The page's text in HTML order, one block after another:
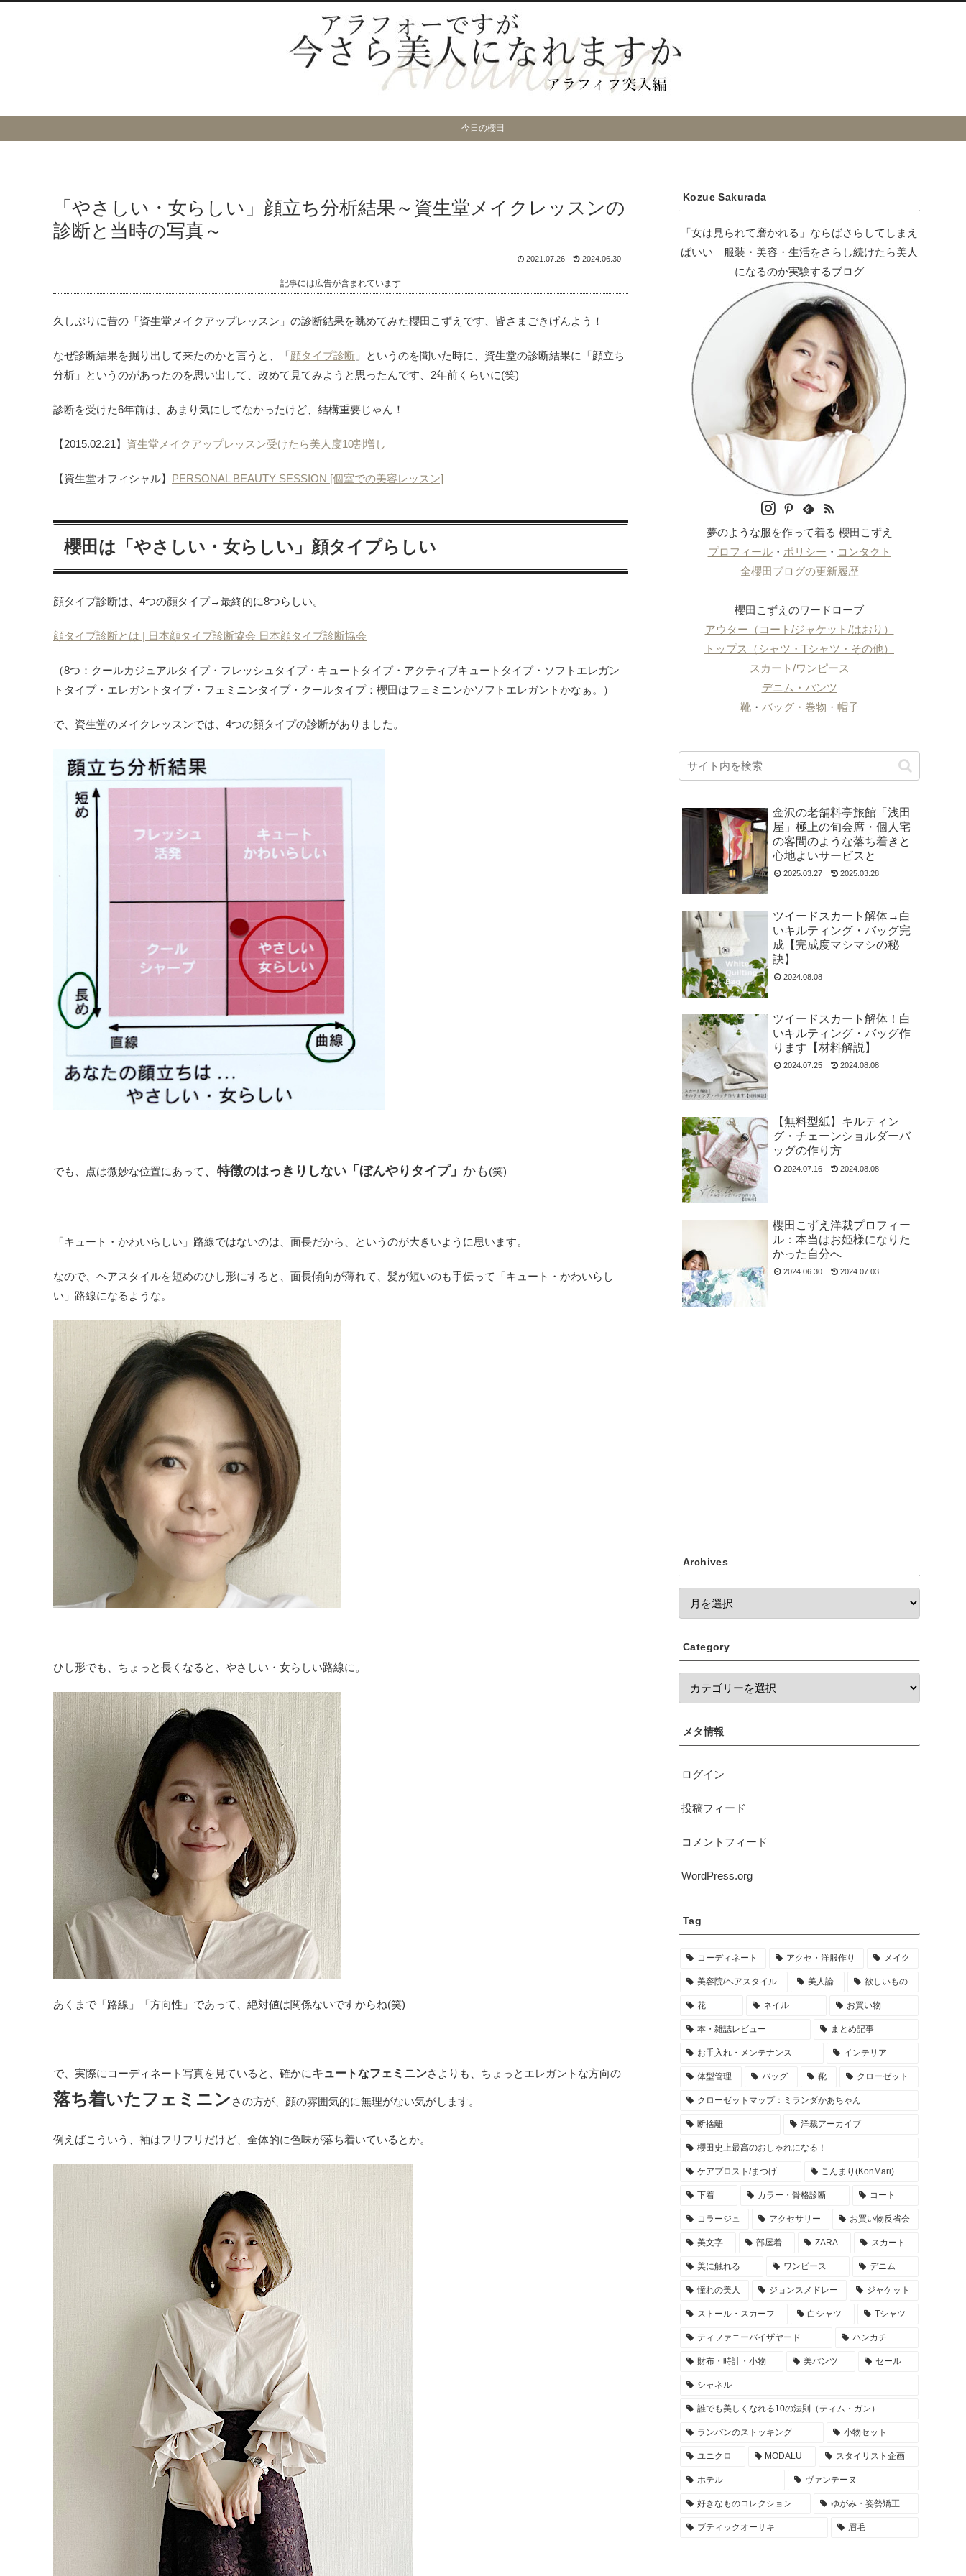
今日の櫻田
「やさしい・女らしい」顔立ち分析結果～資生堂メイクレッスンの
診断と当時の写真～
2021.07.26 2024.06.30
記事には広告が含まれています
久しぶりに昔の「資生堂メイクアップレッスン」の診断結果を眺めてみた櫻田こずえです、皆さまごきげんよう！
なぜ診断結果を掘り出して来たのかと言うと、「顔タイプ診断 」というのを聞いた時に、資生堂の診断結果に「顔立ち
分析」というのがあったのを思い出して、改めて見てみようと思ったんです、2年前くらいに(笑)
診断を受けた6年前は、あまり気にしてなかったけど、結構重要じゃん！
【2015.02.21】 資生堂メイクアップレッスン受けたら美人度10割増し
【資生堂オフィシャル】 PERSONAL BEAUTY SESSION [個室での美容レッスン]
櫻田は「やさしい・女らしい」顔タイプらしい
顔タイプ診断は、4つの顔タイプ→最終的に8つらしい。
顔タイプ診断とは | 日本顔タイプ診断協会 日本顔タイプ診断協会
（8つ：クールカジュアルタイプ・フレッシュタイプ・キュートタイプ・アクティブキュートタイプ・ソフトエレガン
トタイプ・エレガントタイプ・フェミニンタイプ・クールタイプ：櫻田はフェミニンかソフトエレガントかなぁ。）
で、資生堂のメイクレッスンでは、4つの顔タイプの診断がありました。
でも、点は微妙な位置にあって 、 特徴のはっきりしない「ぼんやりタイプ」 かも (笑)
「キュート・かわいらしい」路線ではないのは、面長だから、というのが大きいように思います。
なので、ヘアスタイルを短めのひし形にすると、面長傾向が薄れて、髪が短いのも手伝って「キュート・かわいらし
い」路線になるような。
ひし形でも、ちょっと長くなると、やさしい・女らしい路線に。
あくまで「路線」「方向性」であって、絶対値は関係ないですからね(笑)
で、実際にコーディネート写真を見ていると、確かにキュートなフェミニンさよりも、ちょっとエレガントな方向の
落ち着いたフェミニン さの方が、顔の雰囲気的に無理がない気がします。
例えばこういう、袖はフリフリだけど、全体的に色味が落ち着いているとか。
Kozue Sakurada
「女は見られて磨かれる」ならばさらしてしまえ
ばいい 服装・美容・生活をさらし続けたら美人
になるのか実験するブログ
夢のような服を作って着る 櫻田こずえ
プロフィール・ ポリシー ・ コンタクト
全櫻田ブログの更新履歴
櫻田こずえのワードローブ
アウター（コート/ジャケット/はおり）
トップス（シャツ・Tシャツ・その他）
スカート/ワンピース
デニム・パンツ
靴・ バッグ・巻物・帽子
金沢の老舗料亭旅館「浅田
屋」極上の旬会席・個人宅
の客間のような落ち着きと
心地よいサービスと
2025.03.27 2025.03.28
ツイードスカート解体→白
いキルティング・バッグ完
成【完成度マシマシの秘
訣】
2024.08.08
ツイードスカート解体！白
いキルティング・バッグ作
ります【材料解説】
2024.07.25 2024.08.08
【無料型紙】キルティン
グ・チェーンショルダーバ
ッグの作り方
2024.07.16 2024.08.08
櫻田こずえ洋裁プロフィー
ル：本当はお姫様になりた
かった自分へ
2024.06.30 2024.07.03
Archives
Category
メタ情報
ログイン
投稿フィード
コメントフィード
WordPress.org
Tag
コーディネート アクセ・洋服作り メイク
美容院/ヘアスタイル 美人論 欲しいもの
花 ネイル お買い物
本・雑誌レビュー まとめ記事
お手入れ・メンテナンス インテリア
体型管理 バッグ 靴 クローゼット
クローゼットマップ：ミランダかあちゃん
断捨離 洋裁アーカイブ
櫻田史上最高のおしゃれになる！
ケアプロスト/まつげ こんまり(KonMari)
下着 カラー・骨格診断 コート
コラージュ アクセサリー お買い物反省会
美文字 部屋着 ZARA スカート
美に触れる ワンピース デニム
憧れの美人 ジョンスメドレー ジャケット
ストール・スカーフ 白シャツ Tシャツ
ティファニーバイザヤード ハンカチ
財布・時計・小物 美パンツ セール
シャネル
誰でも美しくなれる10の法則（ティム・ガン）
ランバンのストッキング 小物セット
ユニクロ MODALU スタイリスト企画
ホテル ヴァンテーヌ
好きなものコレクション ゆがみ・姿勢矯正
ブティックオーサキ 眉毛